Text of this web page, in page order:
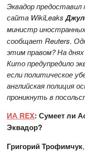
Эквадор
сайта WikiLeaks
министр
сообщает Reuters.
этим правом? На
Кито предупредило
если политическое
английская полиция
проникнуть в
ИА REX: Сумеет ли
Эквадор?
Григорий Трофимчук